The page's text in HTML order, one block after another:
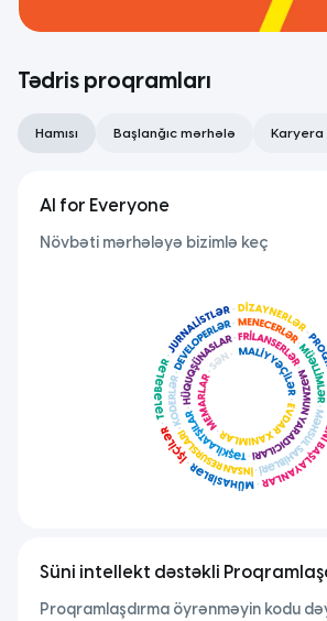
Tədris proqramları
Hamısı Başlanğıc mərhələ Karyera
AI for Everyone
Növbəti mərhələyə bizimlə keç
Süni intellekt dəstəkli
Proqramlaşdırma öyrənməyin kodu